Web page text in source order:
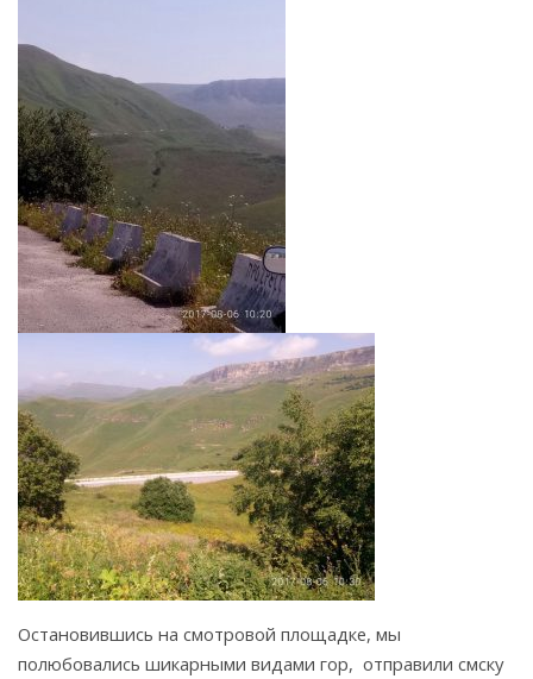
Остановившись на смотровой площадке, мы
полюбовались шикарными видами гор, отправили смску